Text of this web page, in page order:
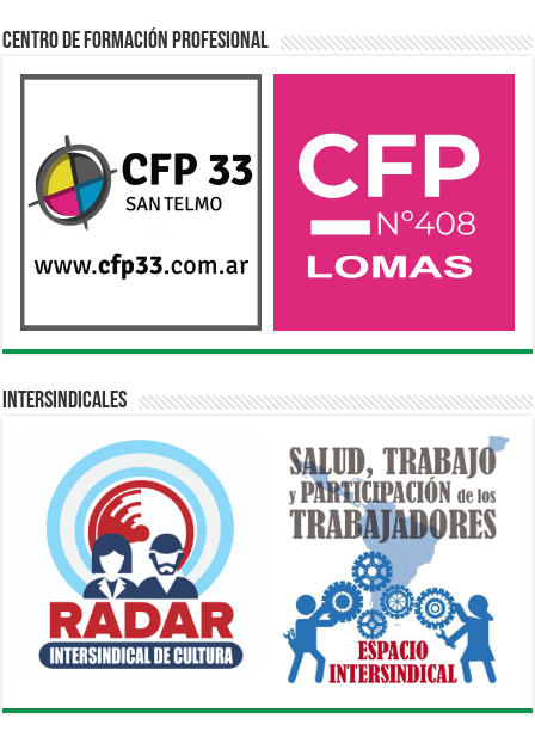
Centro de Formación Profesional
Intersindicales